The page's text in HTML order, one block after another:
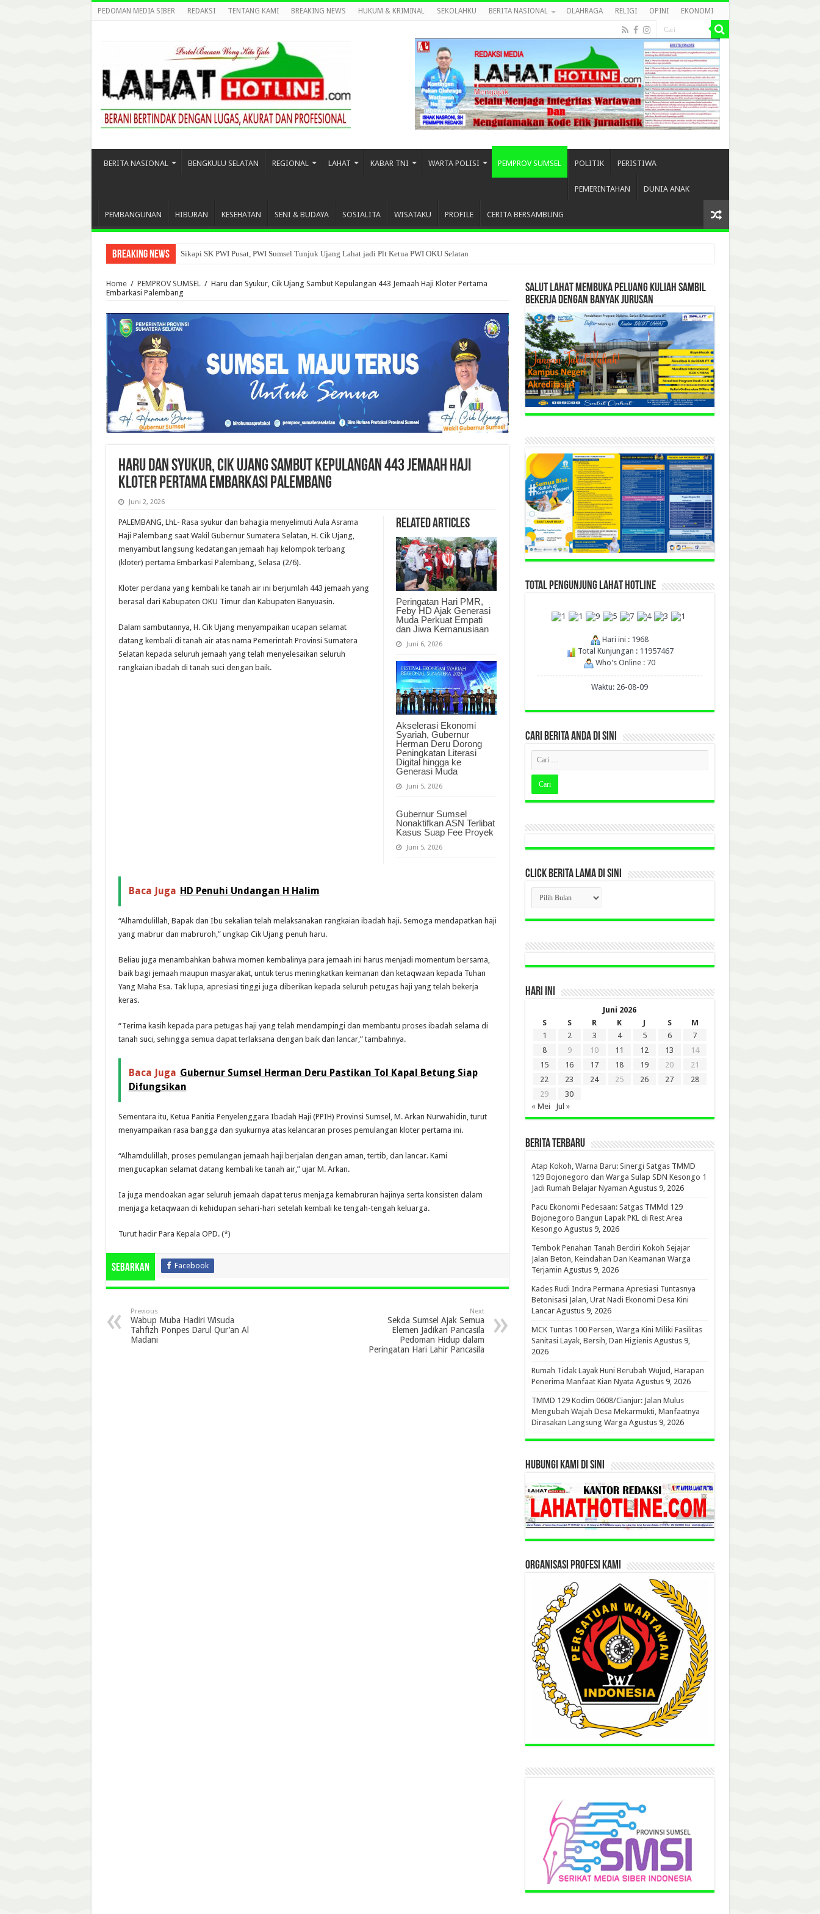
PEDOMAN MEDIA SIBER REDAKSI TENTANG KAMI BREAKING NEWS HUKUM & KRIMINAL SEKOLAHKU BERITA NASIONAL OLAHRAGA RELIGI OPINI EKONOMI
BERITA NASIONAL BENGKULU SELATAN REGIONAL LAHAT KABAR TNI WARTA POLISI PEMPROV SUMSEL POLITIK PERISTIWA
PEMERINTAHAN DUNIA ANAK
PEMBANGUNAN HIBURAN KESEHATAN SENI & BUDAYA SOSIALITA WISATAKU PROFILE CERITA BERSAMBUNG
Breaking News Sikapi SK PWI Pusat, PWI Sumsel Tunjuk Ujang Lahat jadi Plt Ketua PWI OKU Selatan
Home / PEMPROV SUMSEL / Haru dan Syukur, Cik Ujang Sambut Kepulangan 443 Jemaah Haji Kloter Pertama
Embarkasi Palembang
Haru dan Syukur, Cik Ujang Sambut Kepulangan 443 Jemaah Haji
Kloter Pertama Embarkasi Palembang
Juni 2, 2026
Related Articles
Peringatan Hari PMR,
Feby HD Ajak Generasi
Muda Perkuat Empati
dan Jiwa Kemanusiaan
Juni 6, 2026
Akselerasi Ekonomi
Syariah, Gubernur
Herman Deru Dorong
Peningkatan Literasi
Digital hingga ke
Generasi Muda
Juni 5, 2026
Gubernur Sumsel
Nonaktifkan ASN Terlibat
Kasus Suap Fee Proyek
Juni 5, 2026
PALEMBANG, LhL- Rasa syukur dan bahagia menyelimuti Aula Asrama
Haji Palembang saat Wakil Gubernur Sumatera Selatan, H. Cik Ujang,
menyambut langsung kedatangan jemaah haji kelompok terbang
(kloter) pertama Embarkasi Palembang, Selasa (2/6).
Kloter perdana yang kembali ke tanah air ini berjumlah 443 jemaah yang
berasal dari Kabupaten OKU Timur dan Kabupaten Banyuasin.
Dalam sambutannya, H. Cik Ujang menyampaikan ucapan selamat
datang kembali di tanah air atas nama Pemerintah Provinsi Sumatera
Selatan kepada seluruh jemaah yang telah menyelesaikan seluruh
rangkaian ibadah di tanah suci dengan baik.
Baca Juga HD Penuhi Undangan H Halim
“Alhamdulillah, Bapak dan Ibu sekalian telah melaksanakan rangkaian ibadah haji. Semoga mendapatkan haji
yang mabrur dan mabruroh,” ungkap Cik Ujang penuh haru.
Beliau juga menambahkan bahwa momen kembalinya para jemaah ini harus menjadi momentum bersama,
baik bagi jemaah maupun masyarakat, untuk terus meningkatkan keimanan dan ketaqwaan kepada Tuhan
Yang Maha Esa. Tak lupa, apresiasi tinggi juga diberikan kepada seluruh petugas haji yang telah bekerja
keras.
“Terima kasih kepada para petugas haji yang telah mendampingi dan membantu proses ibadah selama di
tanah suci, sehingga semua dapat terlaksana dengan baik dan lancar,” tambahnya.
Baca Juga Gubernur Sumsel Herman Deru Pastikan Tol Kapal Betung Siap
Difungsikan
Sementara itu, Ketua Panitia Penyelenggara Ibadah Haji (PPIH) Provinsi Sumsel, M. Arkan Nurwahidin, turut
menyampaikan rasa bangga dan syukurnya atas kelancaran proses pemulangan kloter pertama ini.
“Alhamdulillah, proses pemulangan jemaah haji berjalan dengan aman, tertib, dan lancar. Kami
mengucapkan selamat datang kembali ke tanah air,” ujar M. Arkan.
Ia juga mendoakan agar seluruh jemaah dapat terus menjaga kemabruran hajinya serta konsisten dalam
menjaga ketaqwaan di kehidupan sehari-hari setelah kembali ke tengah-tengah keluarga.
Turut hadir Para Kepala OPD. (*)
Sebarkan Facebook
Previous
Wabup Muba Hadiri Wisuda
Tahfizh Ponpes Darul Qur’an Al
Madani
Next
Sekda Sumsel Ajak Semua
Elemen Jadikan Pancasila
Pedoman Hidup dalam
Peringatan Hari Lahir Pancasila
SALUT LAHAT MEMBUKA PELUANG KULIAH SAMBIL
BEKERJA DENGAN BANYAK JURUSAN
TOTAL PENGUNJUNG LAHAT HOTLINE
Hari ini : 1968
Total Kunjungan : 11957467
Who's Online : 70
Waktu: 26-08-09
CARI BERITA ANDA DI SINI
CLICK BERITA LAMA DI SINI
CLICK
BERITA
LAMA
DI
HARI INI
Juni 2026
S
S R K J S
M
1
2 3 4 5 6
7
8
9 10 11 12 13
14
15
16 17 18 19 20
21
22
23 24 25 26 27
28
29
30
« Mei
Jul »
BERITA TERBARU
Atap Kokoh, Warna Baru: Sinergi Satgas TMMD
129 Bojonegoro dan Warga Sulap SDN Kesongo 1
Jadi Rumah Belajar Nyaman Agustus 9, 2026
Pacu Ekonomi Pedesaan: Satgas TMMd 129
Bojonegoro Bangun Lapak PKL di Rest Area
Kesongo Agustus 9, 2026
Tembok Penahan Tanah Berdiri Kokoh Sejajar
Jalan Beton, Keindahan Dan Keamanan Warga
Terjamin Agustus 9, 2026
Kades Rudi Indra Permana Apresiasi Tuntasnya
Betonisasi Jalan, Urat Nadi Ekonomi Desa Kini
Lancar Agustus 9, 2026
MCK Tuntas 100 Persen, Warga Kini Miliki Fasilitas
Sanitasi Layak, Bersih, Dan Higienis Agustus 9,
2026
Rumah Tidak Layak Huni Berubah Wujud, Harapan
Penerima Manfaat Kian Nyata Agustus 9, 2026
TMMD 129 Kodim 0608/Cianjur: Jalan Mulus
Mengubah Wajah Desa Mekarmukti, Manfaatnya
Dirasakan Langsung Warga Agustus 9, 2026
HUBUNGI KAMI DI SINI
ORGANISASI PROFESI KAMI